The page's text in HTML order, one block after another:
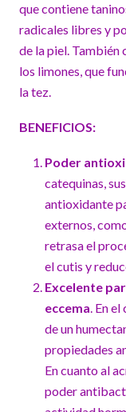
que contiene
radicales libres y
de la piel. También
los limones, que
la tez.
BENEFICIOS:
Poder
catequinas,
antioxidante
externos,
retrasa el
el cutis y
Excelente
eccema. En
de un
propiedades
En cuanto al
poder